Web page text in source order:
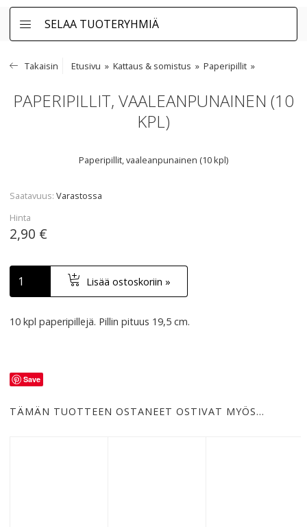
SELAA TUOTERYHMIÄ
Takaisin Etusivu Kattaus & somistus Paperipillit
PAPERIPILLIT, VAALEANPUNAINEN (10
KPL)
Paperipillit, vaaleanpunainen (10 kpl)
Saatavuus Varastossa
Hinta
2,90 €
Lisää ostoskoriin »
10 kpl paperipillejä. Pillin pituus 19,5 cm.
Save
TÄMÄN TUOTTEEN OSTANEET OSTIVAT MYÖS…